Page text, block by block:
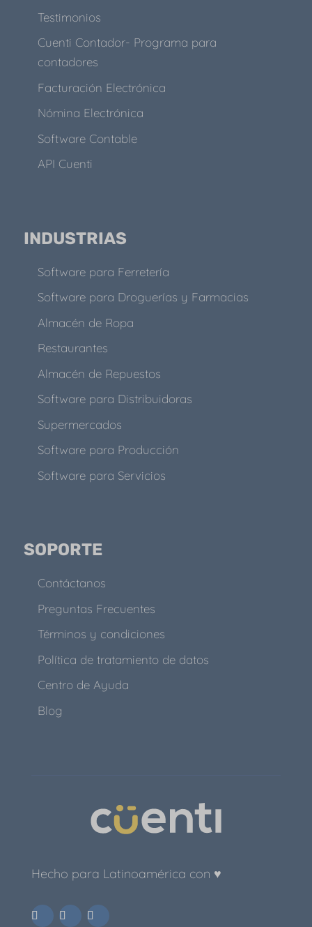
Testimonios
Cuenti Contador- Programa para
contadores
Facturación Electrónica
Nómina Electrónica
Software Contable
API Cuenti
INDUSTRIAS
Software para Ferretería
Software para Droguerías y Farmacias
Almacén de Ropa
Restaurantes
Almacén de Repuestos
Software para Distribuidoras
Supermercados
Software para Producción
Software para Servicios
SOPORTE
Contáctanos
Preguntas Frecuentes
Términos y condiciones
Política de tratamiento de datos
Centro de Ayuda
Blog
Hecho para Latinoamérica con ♥